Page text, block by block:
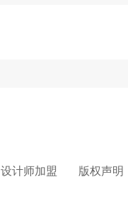
设计师加盟 版权声明